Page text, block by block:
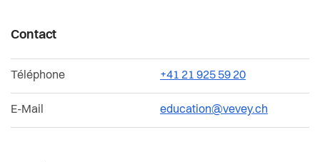
Affaires intercommunales de la Riviera
Organigramme de l'Administration communale
Contact
Téléphone +41 21 925 59 20
E-Mail education@vevey.ch